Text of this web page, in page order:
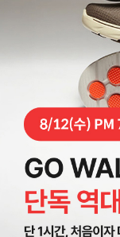
08.01 - 08.09
S-WEEK
7. 22 - 8.31
우리 아이
돌아온 품절템! FW 신규 컬
스케쳐스
필드 위의
물 안에서도, 밖에서도 완벽
완벽한 물
스케쳐스
공식 앱 전
Summer Sandals
뜨거운 여
BIG SIZE, PERFECT FIT